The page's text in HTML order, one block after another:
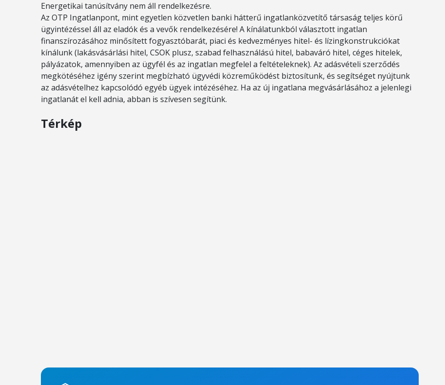
Energetikai tanúsítvány nem áll rendelkezésre.
Az OTP Ingatlanpont, mint egyetlen közvetlen banki hátterű ingatlanközvetítő társaság teljes körű
ügyintézéssel áll az eladók és a vevők rendelkezésére! A kínálatunkból választott ingatlan
finanszírozásához minősített fogyasztóbarát, piaci és kedvezményes hitel- és lízingkonstrukciókat
kínálunk (lakásvásárlási hitel, CSOK plusz, szabad felhasználású hitel, babaváró hitel, céges hitelek,
pályázatok, amennyiben az ügyfél és az ingatlan megfelel a feltételeknek). Az adásvételi szerződés
megkötéséhez igény szerint megbízható ügyvédi közreműködést biztosítunk, és segítséget nyújtunk
az adásvételhez kapcsolódó egyéb ügyek intézéséhez. Ha az új ingatlana megvásárlásához a jelenlegi
ingatlanát el kell adnia, abban is szívesen segítünk.
Térkép